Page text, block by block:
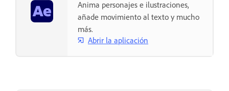
Anima personajes e ilustraciones,
añade movimiento al texto y mucho
más.
Abrir la aplicación